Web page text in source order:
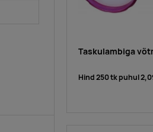
Taskulambiga
Hind 250 tk puhul